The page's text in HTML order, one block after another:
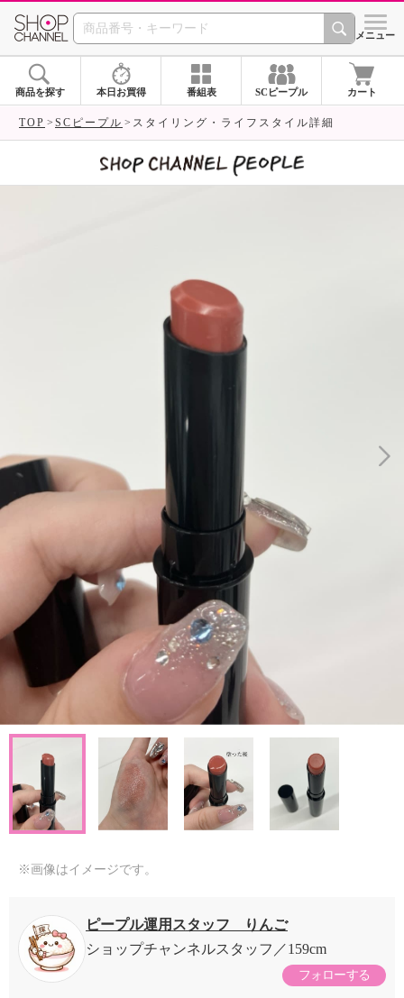
SHOP CHANNEL シメニュー
商品を探す 本日お買得 番組表 SCピープル カート
TOP SCピープル スタイリング・ライフスタイル詳細
※画像はイメージです。
ピープル運用スタッフ りんご
ショップチャンネルスタッフ
159cm
フォローする